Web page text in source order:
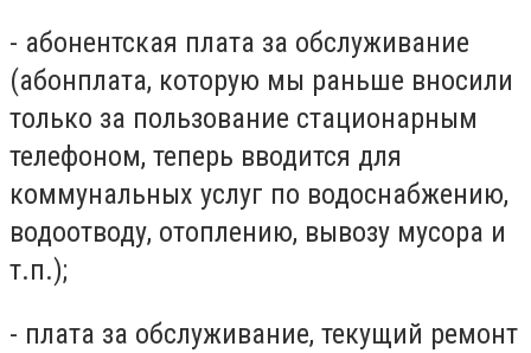
- абонентская плата за обслуживание
(абонплата, которую мы раньше вносили
только за пользование стационарным
телефоном, теперь вводится для
коммунальных услуг по водоснабжению,
водоотводу, отоплению, вывозу мусора и
т.п.);
- плата за обслуживание, текущий ремонт